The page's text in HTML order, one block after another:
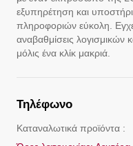
εξυπηρέτηση και
πληροφοριών εύκολη.
αναβαθμίσεις λογισμικών
μόλις ένα κλίκ μακριά.
Τηλέφωνο
Καταναλωτικά προϊόντα :